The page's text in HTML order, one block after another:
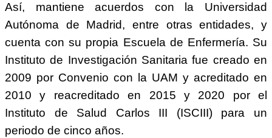
Así, mantiene acuerdos con la Universidad
Autónoma de Madrid, entre otras entidades, y
cuenta con su propia Escuela de Enfermería. Su
Instituto de Investigación Sanitaria fue creado en
2009 por Convenio con la UAM y acreditado en
2010 y reacreditado en 2015 y 2020 por el
Instituto de Salud Carlos III (ISCIII) para un
periodo de cinco años.